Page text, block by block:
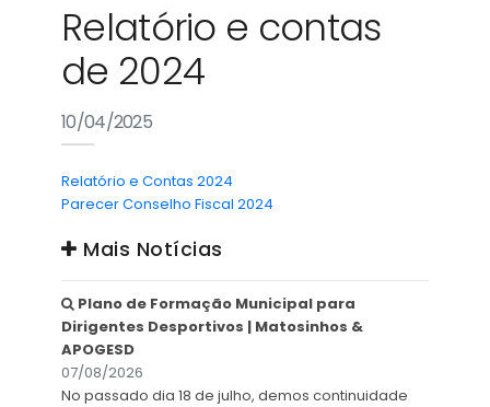
Relatório e contas
de 2024
10/04/2025
Relatório e Contas 2024
Parecer Conselho Fiscal 2024
Mais Notícias
Plano de Formação Municipal para
Dirigentes Desportivos | Matosinhos &
APOGESD
07/08/2026
No passado dia 18 de julho, demos continuidade